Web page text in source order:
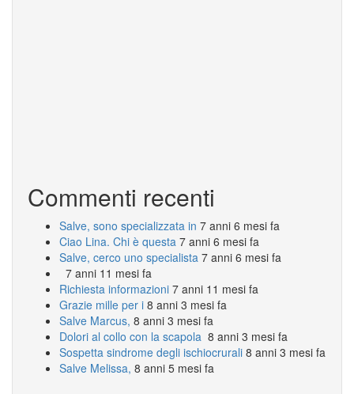
Commenti recenti
Salve, sono specializzata in 7 anni 6 mesi fa
Ciao Lina. Chi è questa 7 anni 6 mesi fa
Salve, cerco uno specialista 7 anni 6 mesi fa
7 anni 11 mesi fa
Richiesta informazioni 7 anni 11 mesi fa
Grazie mille per i 8 anni 3 mesi fa
Salve Marcus, 8 anni 3 mesi fa
Dolori al collo con la scapola 8 anni 3 mesi fa
Sospetta sindrome degli ischiocrurali 8 anni 3 mesi fa
Salve Melissa, 8 anni 5 mesi fa